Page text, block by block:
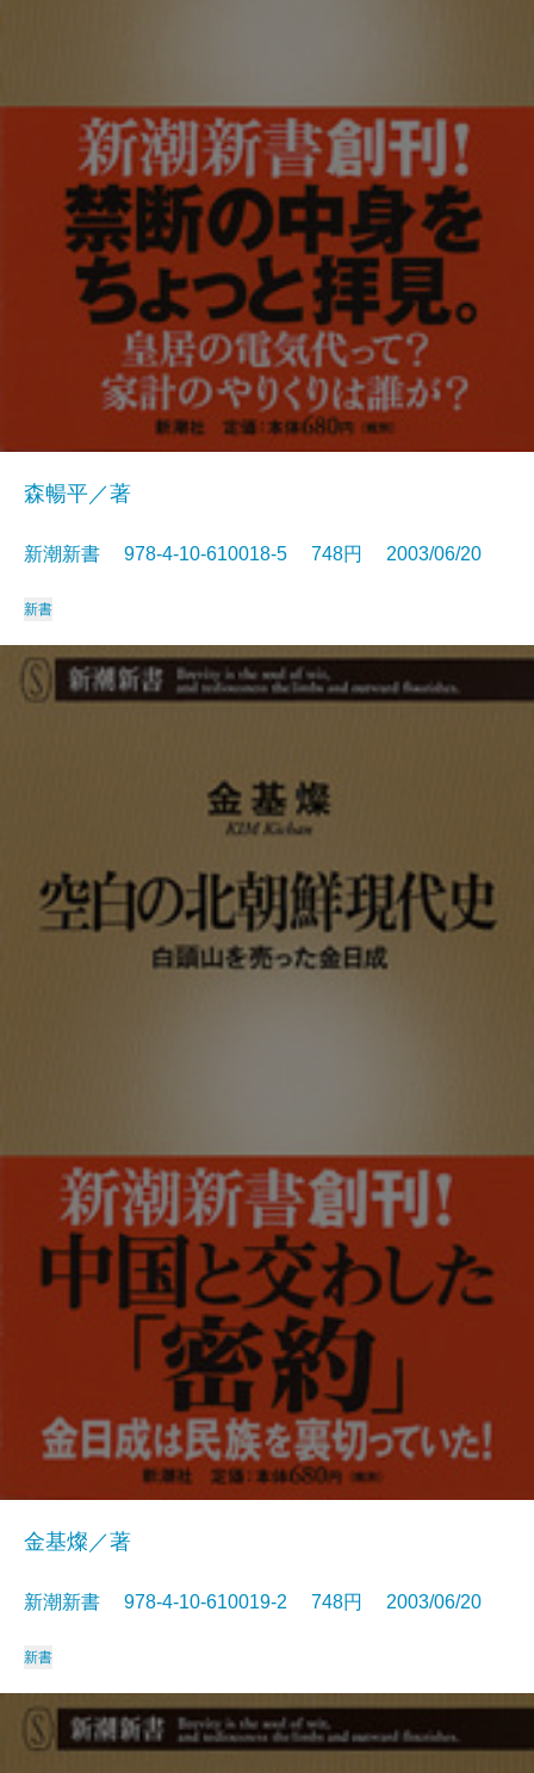
森暢平／著
新潮新書 978-4-10-610018-5 748円 2003/06/20
新書
金基燦／著
新潮新書 978-4-10-610019-2 748円 2003/06/20
新書